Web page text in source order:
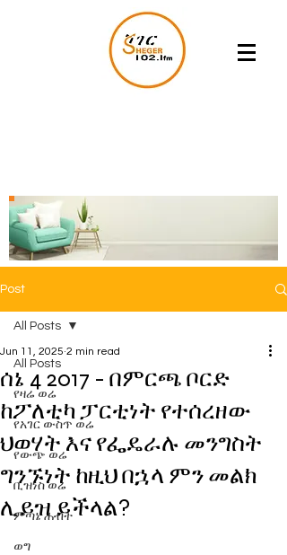
Post
All Posts
የዛሬ ወሬ
የአገር ውስጥ ወሬ
የውጭ ወሬ
ቢዝነስ ወሬ
ምጣኔ ሐብት
ወግ
All Posts
ሰኔ 4 2017 - በምርጫ ቦርድ
ከፖለቲካ ፓርቲነት የተሰረዘው
ህወሃት እና የፌዴራሉ መንግስት
ግንኙነት ከዚህ በኋላ ምን መልክ
ሊይዝ ይችላል?
Jun 11, 2025 2 min read